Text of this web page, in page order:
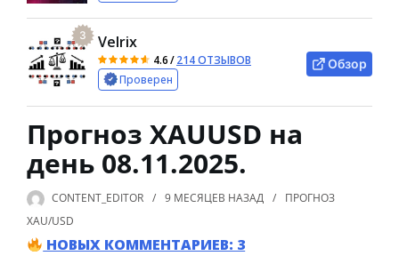
3 Velrix
4.6/214 ОТЗЫВОВ
Проверен
Обзор
Прогноз XAUUSD на
день 08.11.2025.
CONTENT_EDITOR 9 МЕСЯЦЕВ НАЗАД
ПРОГНОЗ
XAU/USD
НОВЫХ КОММЕНТАРИЕВ: 3